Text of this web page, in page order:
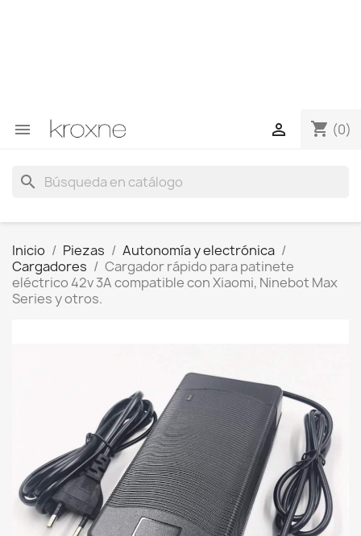
 shopping_cart (0)

search
Inicio Piezas
Autonomía y electrónica
Cargadores
Cargador rápido para patinete
eléctrico 42v 3A compatible con Xiaomi, Ninebot Max
Series y otros.